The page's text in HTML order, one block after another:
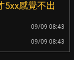
5xx感覺不出
09/09 08:43
09/09 08:43